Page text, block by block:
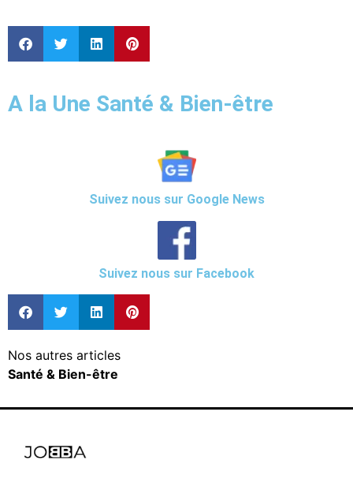
A la Une Santé & Bien-être
Suivez nous sur Google News
Suivez nous sur Facebook
Nos autres articles
Santé & Bien-être